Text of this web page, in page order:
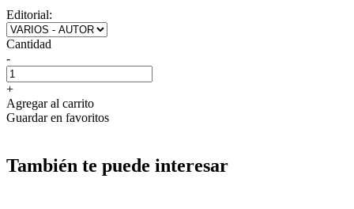
Editorial:
Cantidad
-
+
Agregar al carrito
Guardar en favoritos
También te puede interesar